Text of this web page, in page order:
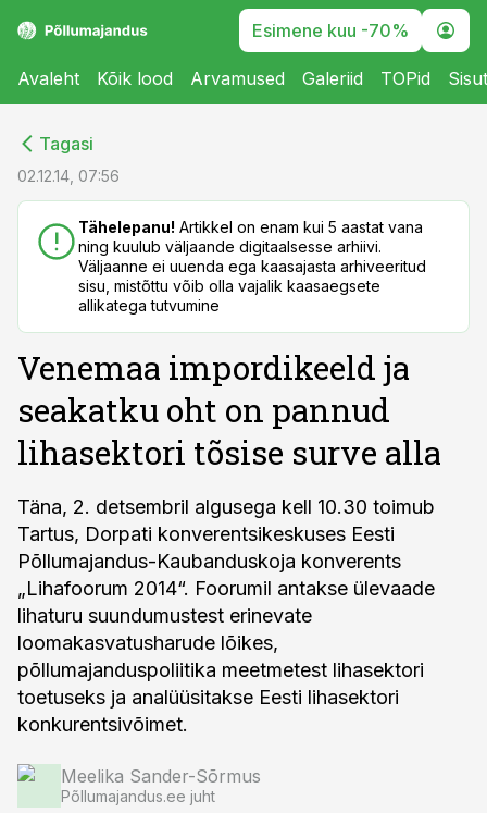
Esimene kuu -70%
Avaleht Kõik lood Arvamused Galeriid TOPid
Tagasi
02.12.14, 07:56
Tähelepanu! Artikkel on enam kui 5 aastat vana
ning kuulub väljaande digitaalsesse arhiivi.
Väljaanne ei uuenda ega kaasajasta arhiveeritud
sisu, mistõttu võib olla vajalik kaasaegsete
allikatega tutvumine
Venemaa impordikeeld ja
seakatku oht on pannud
lihasektori tõsise surve alla
Täna, 2. detsembril algusega kell 10.30 toimub
Tartus, Dorpati konverentsikeskuses Eesti
Põllumajandus-Kaubanduskoja konverents
„Lihafoorum 2014“. Foorumil antakse ülevaade
lihaturu suundumustest erinevate
loomakasvatusharude lõikes,
põllumajanduspoliitika meetmetest lihasektori
toetuseks ja analüüsitakse Eesti lihasektori
konkurentsivõimet.
Meelika Sander-Sõrmus
Põllumajandus.ee juht